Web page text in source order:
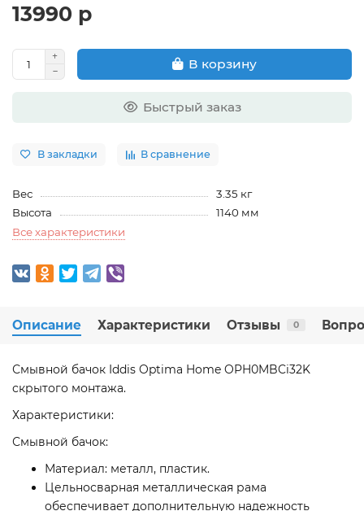
13990 р
В корзину
Быстрый заказ
В закладки В сравнение
Вес
3.35 кг
Высота
1140 мм
Все характеристики
Описание Характеристики Отзывы 0
Смывной бачок Iddis Optima Home OPH0MBCi32K
скрытого монтажа.
Характеристики:
Смывной бачок:
Материал: металл, пластик.
Цельносварная металлическая рама
обеспечивает дополнительную надежность